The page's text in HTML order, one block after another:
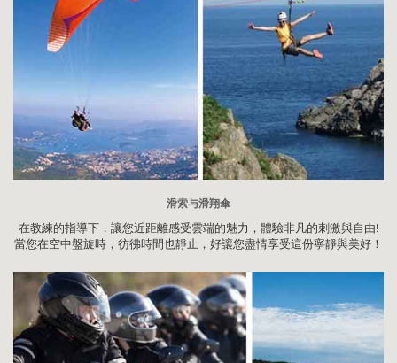
滑索与滑翔傘
在教練的指導下，讓您近距離感受雲端的魅力，體驗非凡的刺激與自由!
當您在空中盤旋時，彷彿時間也靜止，好讓您盡情享受這份寧靜與美好！